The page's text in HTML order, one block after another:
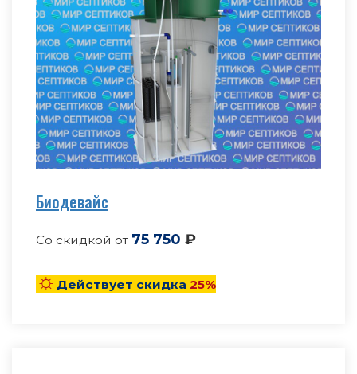
Биодевайс
Со скидкой от 75 750 ₽
☼Действует скидка 25%